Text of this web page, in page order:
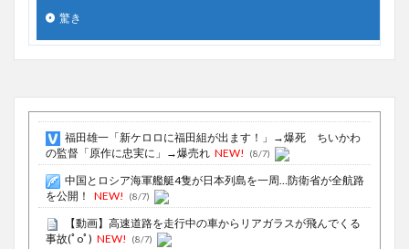
驚き
福田雄一「新ケロロに福田組が出ます！」→爆死 ちいかわ
の監督「原作に忠実に」→爆売れ NEW! (8/7)
中国とロシア海軍艦艇4隻が日本列島を一周…防衛省が全航路
を公開！
NEW! (8/7)
【動画】高速道路を走行中の車からリアガラスが飛んでくる
事故(ﾟoﾟ) NEW! (8/7)